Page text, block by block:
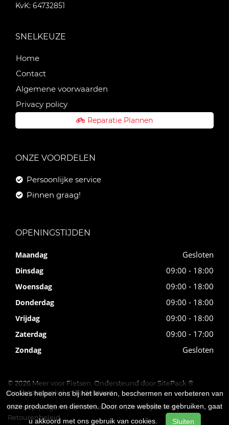
KvK: 64732851
SNELKEUZE
Home
Contact
Algemene voorwaarden
Privacy policy
Reparatie Plannen
ONZE VOORDELEN
Persoonlijke service
Pinnen graag!
OPENINGSTIJDEN
Maandag Gesloten
Dinsdag 09:00 - 18:00
Woensdag 09:00 - 18:00
Donderdag 09:00 - 18:00
Vrijdag 09:00 - 18:00
Zaterdag 09:00 - 17:00
Zondag Gesloten
© 2026 Meer voor Fietsen. Ondersteund door SitePack ®
uw fietsenwinkel in Kudelstaart
Sitemap
Algemene voorwaarden
Privacybeleid
Retourenbeleid
Cookies helpen ons bij het leveren, beschermen en verbeteren van
onze producten en diensten. Door onze website te gebruiken, gaat
u akkoord met ons gebruik van cookies.
Sluiten